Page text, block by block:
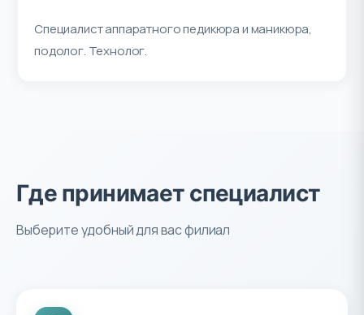
Специалист аппаратного педикюра и маникюра,
подолог. Технолог.
Где принимает специалист
Выберите удобный для вас филиал